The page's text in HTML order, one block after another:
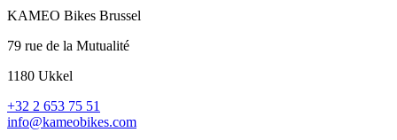
KAMEO Bikes Brussel
79 rue de la Mutualité
1180 Ukkel
+32 2 653 75 51
info@kameobikes.com